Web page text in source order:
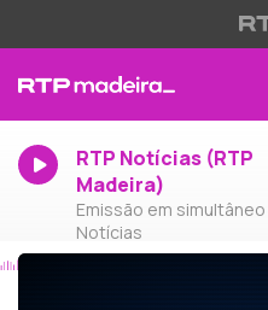
RTP Notícias (RTP
Madeira)
Emissão em
Notícias